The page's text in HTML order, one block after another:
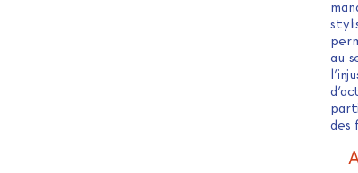
au
des